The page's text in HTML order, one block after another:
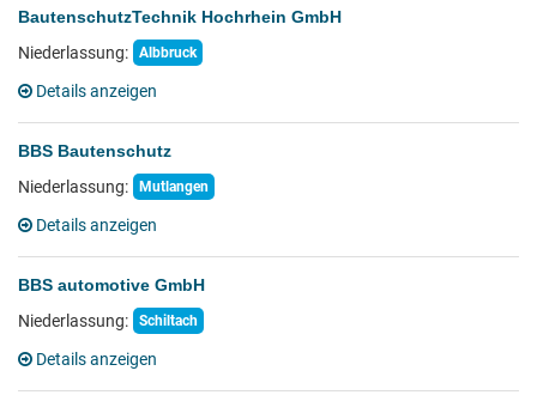
BautenschutzTechnik Hochrhein GmbH
Niederlassung:
Albbruck
Details anzeigen
BBS Bautenschutz
Niederlassung:
Mutlangen
Details anzeigen
BBS automotive GmbH
Niederlassung:
Schiltach
Details anzeigen